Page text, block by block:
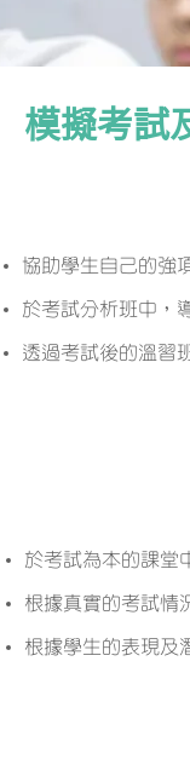
模擬考試
協助學生自己的強
於考試分析班中，
透過考試後的溫習
於考試為本的課堂
根據真實的考試情
根據學生的表現及